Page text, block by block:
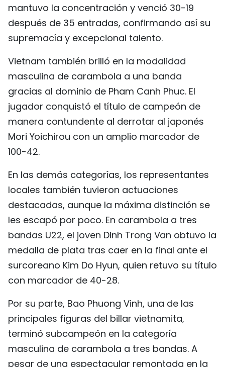
mantuvo la concentración y venció 30-19
después de 35 entradas, confirmando así su
supremacía y excepcional talento.
Vietnam también brilló en la modalidad
masculina de carambola a una banda
gracias al dominio de Pham Canh Phuc. El
jugador conquistó el título de campeón de
manera contundente al derrotar al japonés
Mori Yoichirou con un amplio marcador de
100-42.
En las demás categorías, los representantes
locales también tuvieron actuaciones
destacadas, aunque la máxima distinción se
les escapó por poco. En carambola a tres
bandas U22, el joven Dinh Trong Van obtuvo la
medalla de plata tras caer en la final ante el
surcoreano Kim Do Hyun, quien retuvo su título
con marcador de 40-28.
Por su parte, Bao Phuong Vinh, una de las
principales figuras del billar vietnamita,
terminó subcampeón en la categoría
masculina de carambola a tres bandas. A
pesar de una espectacular remontada en la